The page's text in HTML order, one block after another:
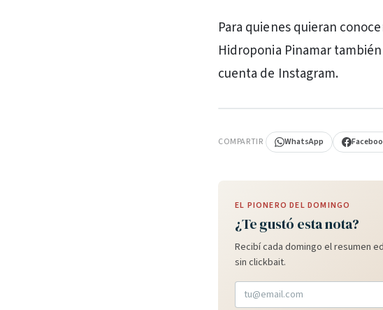
Para quienes quieran
Hidroponia Pinamar
cuenta de Instagram.
COMPARTIR WhatsApp
EL PIONERO DEL DOMINGO
¿Te gustó esta nota?
Recibí cada domingo el resumen
sin clickbait.